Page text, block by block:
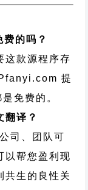
的吗？
这款源程序存
提
免费的。
译？
司、团队可
以帮您盈利现
共生的良性关